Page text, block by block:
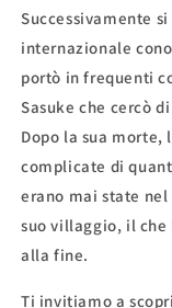
Successivamente
internazionale
portò in frequenti
Sasuke che cercò
Dopo la sua
complicate di
erano mai state
suo villaggio, il che
alla fine.
Ti invitiamo a